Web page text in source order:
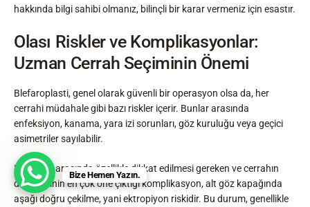
hakkında bilgi sahibi olmanız, bilinçli bir karar vermeniz için esastır.
Olası Riskler ve Komplikasyonlar:
Uzman Cerrah Seçiminin Önemi
Blefaroplasti, genel olarak güvenli bir operasyon olsa da, her
cerrahi müdahale gibi bazı riskler içerir. Bunlar arasında
enfeksiyon, kanama, yara izi sorunları, göz kuruluğu veya geçici
asimetriler sayılabilir.
Bu riskler arasında özellikle dikkat edilmesi gereken ve cerrahın
deneyiminin en çok öne çıktığı komplikasyon, alt göz kapağında
aşağı doğru çekilme, yani ektropiyon riskidir. Bu durum, genellikle
Bize Hemen Yazın.